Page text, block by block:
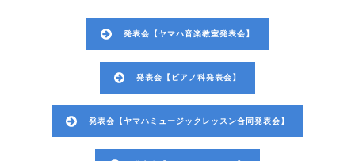
発表会【ヤマハ音楽教室発表会】
発表会【ピアノ科発表会】
発表会【ヤマハミュージックレッスン合同発表会】